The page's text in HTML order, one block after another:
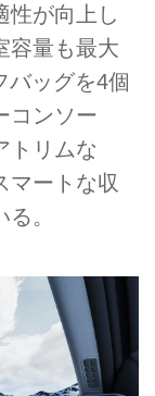
性が向上し
容量も最大
バッグを4個
コンソー
トリムな
マートな収
。